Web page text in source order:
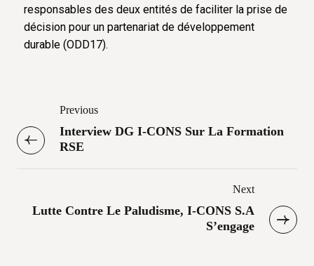
responsables des deux entités de faciliter la prise de
décision pour un partenariat de développement
durable (ODD17).
Previous
Interview DG I-CONS Sur La Formation
RSE
Next
Lutte Contre Le Paludisme, I-CONS S.A
S’engage